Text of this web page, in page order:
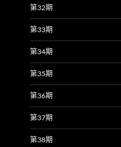
第32期
第33期
第34期
第35期
第36期
第37期
第38期